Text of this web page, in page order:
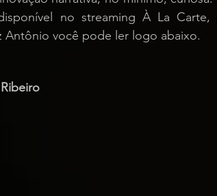
no streaming À La
Antônio você pode ler logo abaixo.
iro